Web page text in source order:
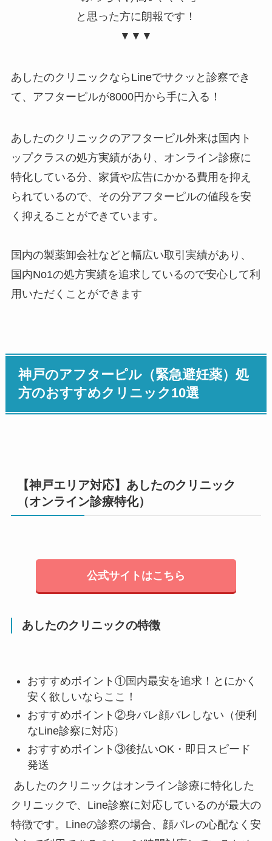
と思った方に朗報です！
▼▼▼
あしたのクリニックならLineでサクッと診察でき
て、アフターピルが8000円から手に入る！
あしたのクリニックのアフターピル外来は国内ト
ップクラスの処方実績があり、オンライン診療に
特化している分、家賃や広告にかかる費用を抑え
られているので、その分アフターピルの値段を安
く 抑えることができています。
国内の製薬卸会社などと幅広い取引実績があり、
国内No1の処方実績を追求しているので安心して利
用いただくことができます
神戸のアフターピル（緊急避妊薬）処
方のおすすめクリニック10選
【神戸エリア対応】あしたのクリニック
（オンライン診療特化）
公式サイトはこちら
あしたのクリニックの特徴
おすすめポイント①国内最安を追求！ とにかく
安く欲しいならここ！
おすすめポイント②身バレ顔バレしない（便利
なLine診察に対応）
おすすめポイント③後払いOK・即日スピード
発送
あしたのクリニックはオンライン診療に特化した
クリニックで、Line診察に対応しているのが最大の
特徴です。Lineの診察の場合、 顔バレの心配なく安